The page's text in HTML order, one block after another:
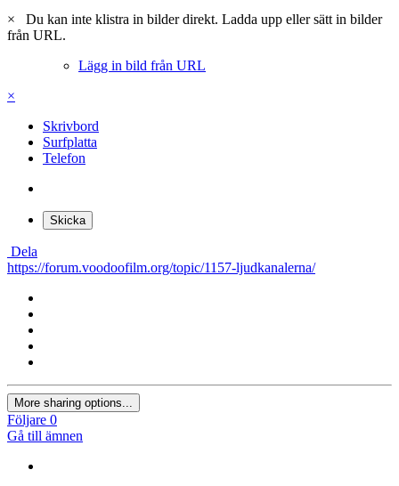
×
Du kan inte klistra in bilder direkt. Ladda upp eller sätt in bilder
från URL.
Lägg in bild från URL
×
Skrivbord
Surfplatta
Telefon
Skicka
Dela
https://forum.voodoofilm.org/topic/1157-ljudkanalerna/
More sharing options...
Följare 0
Gå till ämnen